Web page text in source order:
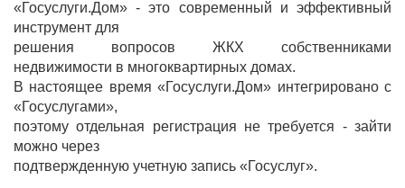
«Госуслуги.Дом» - это современный и эффективный
инструмент для
решения вопросов ЖКХ собственниками
недвижимости в многоквартирных домах.
В настоящее время «Госуслуги.Дом» интегрировано с
«Госуслугами»,
поэтому отдельная регистрация не требуется - зайти
можно через
подтвержденную учетную запись «Госуслуг».